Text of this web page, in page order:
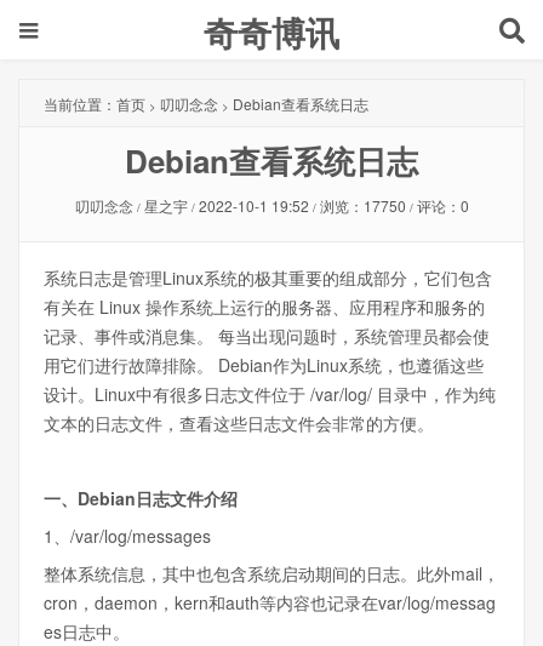
奇奇博讯
当前位置： 首页 > 叨叨念念 > Debian查看系统日志
Debian查看系统日志
叨叨念念 / 星之宇 / 2022-10-1 19:52 / 浏览：17750 / 评论：0
系统日志是管理Linux系统的极其重要的组成部分，它们包含
有关在 Linux 操作系统上运行的服务器、应用程序和服务的
记录、事件或消息集。 每当出现问题时，系统管理员都会使
用它们进行故障排除。 Debian作为Linux系统，也遵循这些
设计。Linux中有很多日志文件位于 /var/log/ 目录中，作为纯
文本的日志文件，查看这些日志文件会非常的方便。
一、Debian日志文件介绍
1、/var/log/messages
整体系统信息，其中也包含系统启动期间的日志。此外mail，
cron，daemon，kern和auth等内容也记录在var/log/messag
es日志中。